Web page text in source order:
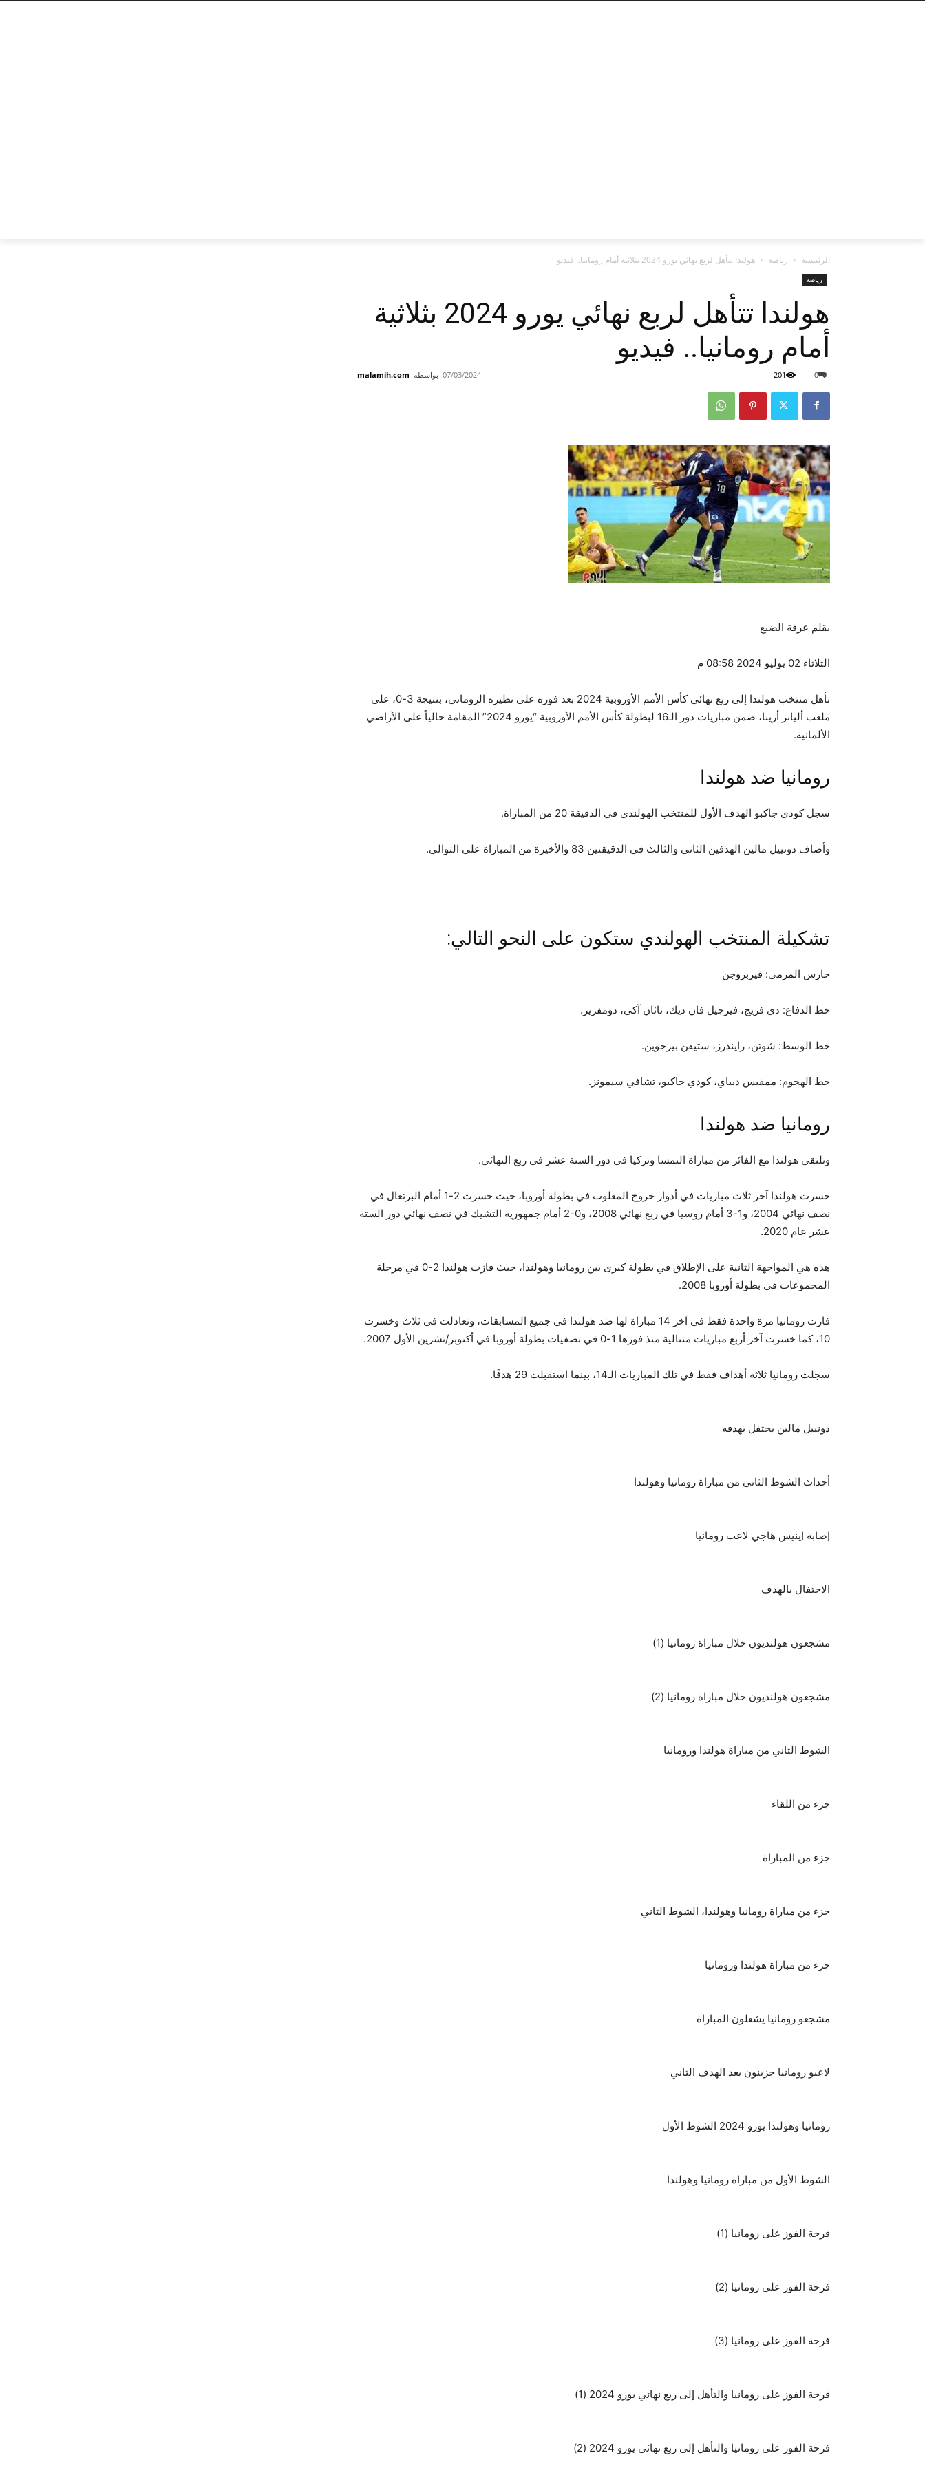
الرئيسية رياضة هولندا تتأهل لربع نهائي يورو 2024 بثلاثية أمام رومانيا.. فيديو
رياضة
هولندا تتأهل لربع نهائي يورو 2024 بثلاثية
أمام رومانيا.. فيديو
بواسطة malamih.com
- 07/03/2024 0
201
بقلم عرفة الضبع
الثلاثاء 02 يوليو 2024 08:58 م
تأهل منتخب هولندا إلى ربع نهائي كأس الأمم الأوروبية 2024 بعد فوزه على نظيره الروماني، بنتيجة 3-0، على
ملعب أليانز أرينا، ضمن مباريات دور الـ16 لبطولة كأس الأمم الأوروبية “يورو 2024” المقامة حالياً على الأراضي
الألمانية.
رومانيا ضد هولندا
سجل كودي جاكبو الهدف الأول للمنتخب الهولندي في الدقيقة 20 من المباراة.
وأضاف دونييل مالين الهدفين الثاني والثالث في الدقيقتين 83 والأخيرة من المباراة على التوالي.
تشكيلة المنتخب الهولندي ستكون على النحو التالي:
حارس المرمى: فيربروجن
خط الدفاع: دي فريج، فيرجيل فان ديك، ناثان آكي، دومفريز.
خط الوسط: شوتن، رايندرز، ستيفن بيرجوين.
خط الهجوم: ممفيس ديباي، كودي جاكبو، تشافي سيمونز.
رومانيا ضد هولندا
وتلتقي هولندا مع الفائز من مباراة النمسا وتركيا في دور الستة عشر في ربع النهائي.
خسرت هولندا آخر ثلاث مباريات في أدوار خروج المغلوب في بطولة أوروبا، حيث خسرت 2-1 أمام البرتغال في
نصف نهائي 2004، و1-3 أمام روسيا في ربع نهائي 2008، و0-2 أمام جمهورية التشيك في نصف نهائي دور الستة
عشر عام 2020.
هذه هي المواجهة الثانية على الإطلاق في بطولة كبرى بين رومانيا وهولندا، حيث فازت هولندا 2-0 في مرحلة
المجموعات في بطولة أوروبا 2008.
فازت رومانيا مرة واحدة فقط في آخر 14 مباراة لها ضد هولندا في جميع المسابقات، وتعادلت في ثلاث وخسرت
10، كما خسرت آخر أربع مباريات متتالية منذ فوزها 1-0 في تصفيات بطولة أوروبا في أكتوبر/تشرين الأول 2007.
سجلت رومانيا ثلاثة أهداف فقط في تلك المباريات الـ14، بينما استقبلت 29 هدفًا.
دونييل مالين يحتفل بهدفه
أحداث الشوط الثاني من مباراة رومانيا وهولندا
إصابة إينيس هاجي لاعب رومانيا
الاحتفال بالهدف
مشجعون هولنديون خلال مباراة رومانيا (1)
مشجعون هولنديون خلال مباراة رومانيا (2)
الشوط الثاني من مباراة هولندا ورومانيا
جزء من اللقاء
جزء من المباراة
جزء من مباراة رومانيا وهولندا، الشوط الثاني
جزء من مباراة هولندا ورومانيا
مشجعو رومانيا يشعلون المباراة
لاعبو رومانيا حزينون بعد الهدف الثاني
رومانيا وهولندا يورو 2024 الشوط الأول
الشوط الأول من مباراة رومانيا وهولندا
فرحة الفوز على رومانيا (1)
فرحة الفوز على رومانيا (2)
فرحة الفوز على رومانيا (3)
فرحة الفوز على رومانيا والتأهل إلى ربع نهائي يورو 2024 (1)
فرحة الفوز على رومانيا والتأهل إلى ربع نهائي يورو 2024 (2)